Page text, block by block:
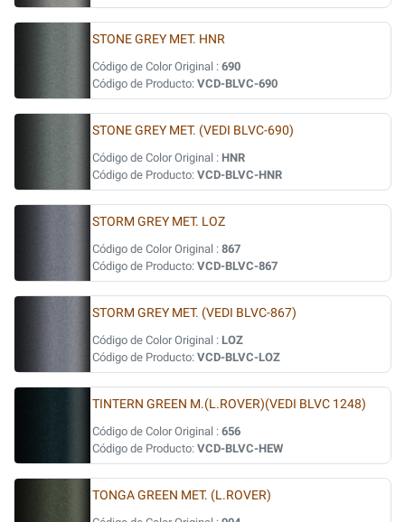
STONE GREY MET. HNR
Código de Color Original : 690
Código de Producto: VCD-BLVC-690
STONE GREY MET. (VEDI BLVC-690)
Código de Color Original : HNR
Código de Producto: VCD-BLVC-HNR
STORM GREY MET. LOZ
Código de Color Original : 867
Código de Producto: VCD-BLVC-867
STORM GREY MET. (VEDI BLVC-867)
Código de Color Original : LOZ
Código de Producto: VCD-BLVC-LOZ
TINTERN GREEN M.(L.ROVER)(VEDI BLVC 1248)
Código de Color Original : 656
Código de Producto: VCD-BLVC-HEW
TONGA GREEN MET. (L.ROVER)